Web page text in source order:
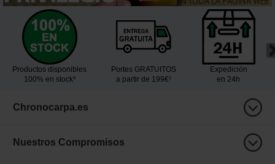
Productos disponibles
100% en stock³
Portes GRATUITOS
a partir de 199€¹
Expedición
en 24h
Chronocarpa.es
Nuestros Compromisos